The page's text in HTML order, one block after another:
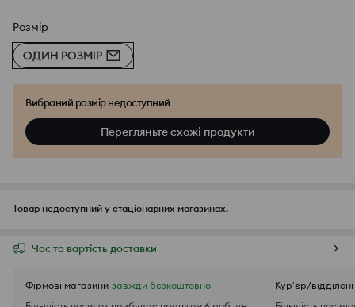
Розмір
ОДИН РОЗМІР
Вибраний розмір недоступний
Перегляньте схожі продукти
Товар недоступний у стаціонарних магазинах.
Час та вартість доставки
Фірмові магазини завжди безкоштовно
Кур'єр/